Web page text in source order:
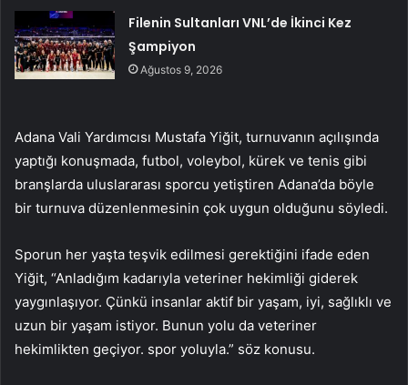
Filenin Sultanları VNL’de İkinci Kez
Şampiyon
Ağustos 9, 2026
Adana Vali Yardımcısı Mustafa Yiğit, turnuvanın açılışında
yaptığı konuşmada, futbol, ​​voleybol, kürek ve tenis gibi
branşlarda uluslararası sporcu yetiştiren Adana’da böyle
bir turnuva düzenlenmesinin çok uygun olduğunu söyledi.
Sporun her yaşta teşvik edilmesi gerektiğini ifade eden
Yiğit, “Anladığım kadarıyla veteriner hekimliği giderek
yaygınlaşıyor. Çünkü insanlar aktif bir yaşam, iyi, sağlıklı ve
uzun bir yaşam istiyor. Bunun yolu da veteriner
hekimlikten geçiyor. spor yoluyla.” söz konusu.